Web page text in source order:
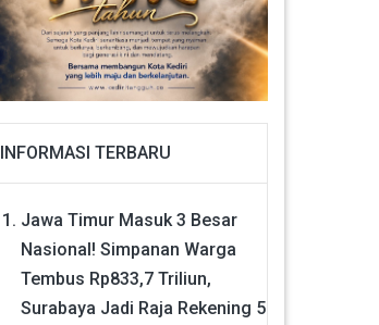
INFORMASI TERBARU
Jawa Timur Masuk 3 Besar
Nasional! Simpanan Warga
Tembus Rp833,7 Triliun,
Surabaya Jadi Raja Rekening 5